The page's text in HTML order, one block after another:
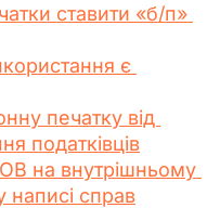
ставити «б/п»
є
печатку від
податківців
на внутрішньому
написі справ